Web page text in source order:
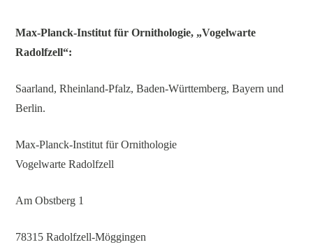
Max-Planck-Institut für Ornithologie, „Vogelwarte
Radolfzell“:
Saarland, Rheinland-Pfalz, Baden-Württemberg, Bayern und
Berlin.
Max-Planck-Institut für Ornithologie
Vogelwarte Radolfzell
Am Obstberg 1
78315 Radolfzell-Möggingen